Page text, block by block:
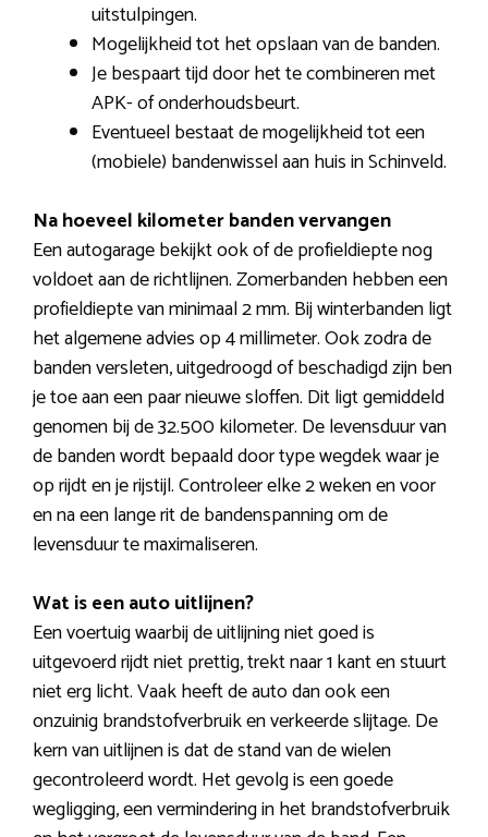
uitstulpingen.
Mogelijkheid tot het opslaan van de banden.
Je bespaart tijd door het te combineren met
APK- of onderhoudsbeurt.
Eventueel bestaat de mogelijkheid tot een
(mobiele) bandenwissel aan huis in Schinveld.
Na hoeveel kilometer banden vervangen
Een autogarage bekijkt ook of de profieldiepte nog
voldoet aan de richtlijnen. Zomerbanden hebben een
profieldiepte van minimaal 2 mm. Bij winterbanden ligt
het algemene advies op 4 millimeter. Ook zodra de
banden versleten, uitgedroogd of beschadigd zijn ben
je toe aan een paar nieuwe sloffen. Dit ligt gemiddeld
genomen bij de 32.500 kilometer. De levensduur van
de banden wordt bepaald door type wegdek waar je
op rijdt en je rijstijl. Controleer elke 2 weken en voor
en na een lange rit de bandenspanning om de
levensduur te maximaliseren.
Wat is een auto uitlijnen?
Een voertuig waarbij de uitlijning niet goed is
uitgevoerd rijdt niet prettig, trekt naar 1 kant en stuurt
niet erg licht. Vaak heeft de auto dan ook een
onzuinig brandstofverbruik en verkeerde slijtage. De
kern van uitlijnen is dat de stand van de wielen
gecontroleerd wordt. Het gevolg is een goede
wegligging, een vermindering in het brandstofverbruik